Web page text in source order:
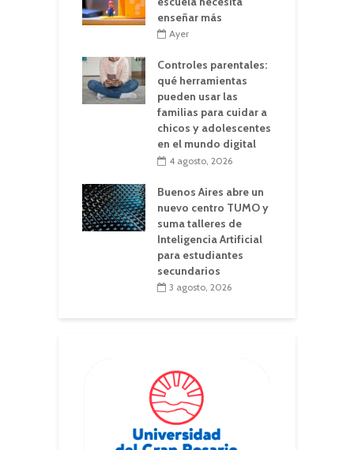
enseñar más
Ayer
Controles parentales:
qué herramientas
pueden usar las
familias para cuidar a
chicos y adolescentes
en el mundo digital
4 agosto, 2026
Buenos Aires abre un
nuevo centro TUMO y
suma talleres de
Inteligencia Artificial
para estudiantes
secundarios
3 agosto, 2026